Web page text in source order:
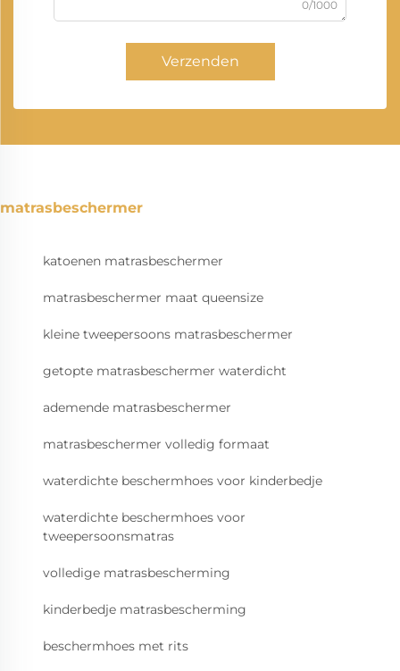
0/1000
Verzenden
matrasbeschermer
katoenen matrasbeschermer
matrasbeschermer maat queensize
kleine tweepersoons matrasbeschermer
getopte matrasbeschermer waterdicht
ademende matrasbeschermer
matrasbeschermer volledig formaat
waterdichte beschermhoes voor kinderbedje
waterdichte beschermhoes voor
tweepersoonsmatras
volledige matrasbescherming
kinderbedje matrasbescherming
beschermhoes met rits